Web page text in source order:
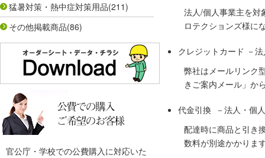
猛暑対策・熱中症対策用品(211)
その他掲載商品(86)
官公庁・学校での公費購入に対応いた
法人/個人事業主を対
ロテクションズ様に
クレジットカード －
弊社はメールリンク
きご案内メール」か
代金引換 －法人・個
配達時に商品と引き
数料が別途かかりま